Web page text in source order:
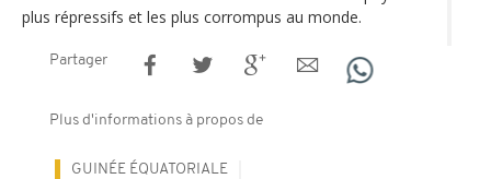
plus répressifs et les plus corrompus au monde.
Partager
Plus d'informations à propos de
GUINÉE ÉQUATORIALE